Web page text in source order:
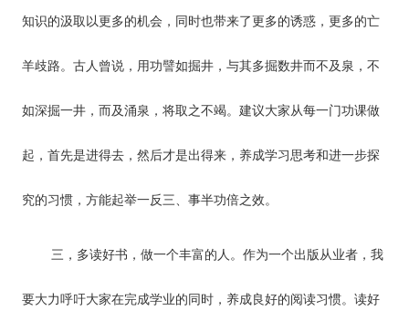
知识的汲取以更多的机会，同时也带来了更多的诱惑，更多的亡
羊歧路。古人曾说，用功譬如掘井，与其多掘数井而不及泉，不
如深掘一井，而及涌泉，将取之不竭。建议大家从每一门功课做
起，首先是进得去，然后才是出得来，养成学习思考和进一步探
究的习惯，方能起举一反三、事半功倍之效。
三，多读好书，做一个丰富的人。作为一个出版从业者，我
要大力呼吁大家在完成学业的同时，养成良好的阅读习惯。读好